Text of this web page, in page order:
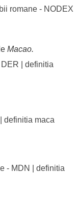
romane - NODEX
Macao.
definitia
definitia maca
- MDN
definitia